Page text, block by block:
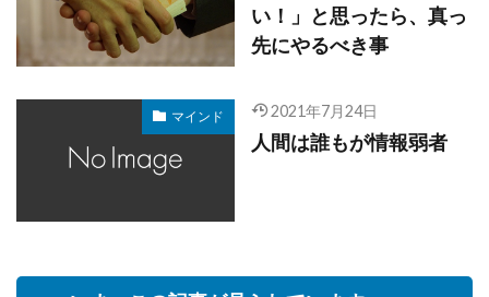
い！」と思ったら、真っ
先にやるべき事
マインド 2021年7月24日
人間は誰もが情報弱者